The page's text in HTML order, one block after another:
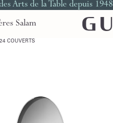
Arts de la Table depuis 1948
Salam
COUVERTS